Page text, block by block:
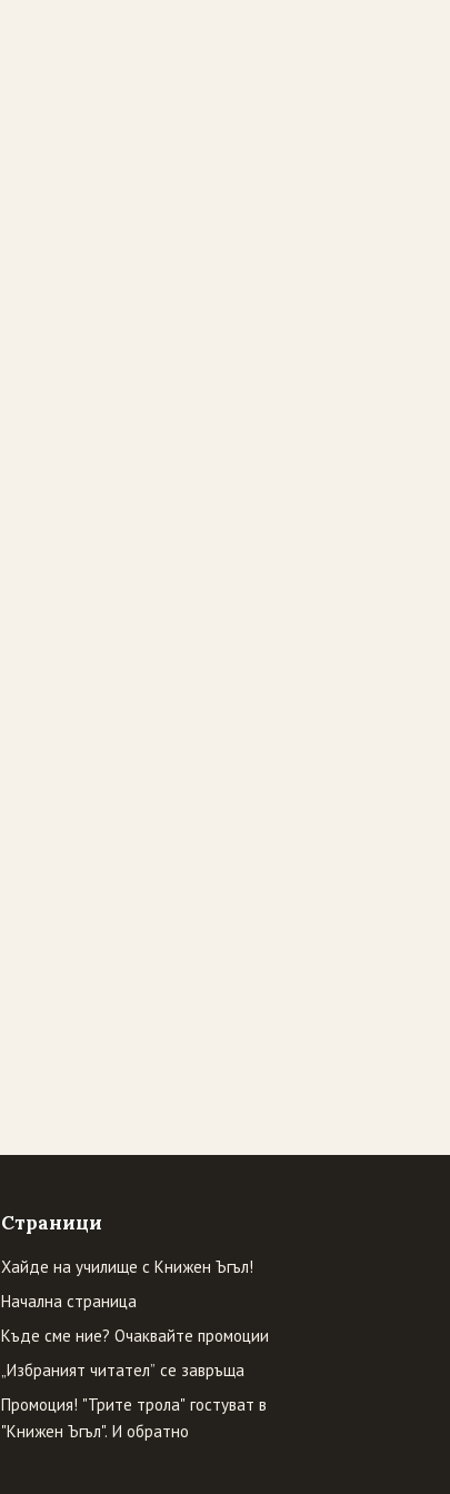
Страници
Хайде на училище с Книжен Ъгъл!
Начална страница
Къде сме ние? Очаквайте промоции
„Избраният читател” се завръща
Промоция! "Трите трола" гостуват в
"Книжен Ъгъл". И обратно